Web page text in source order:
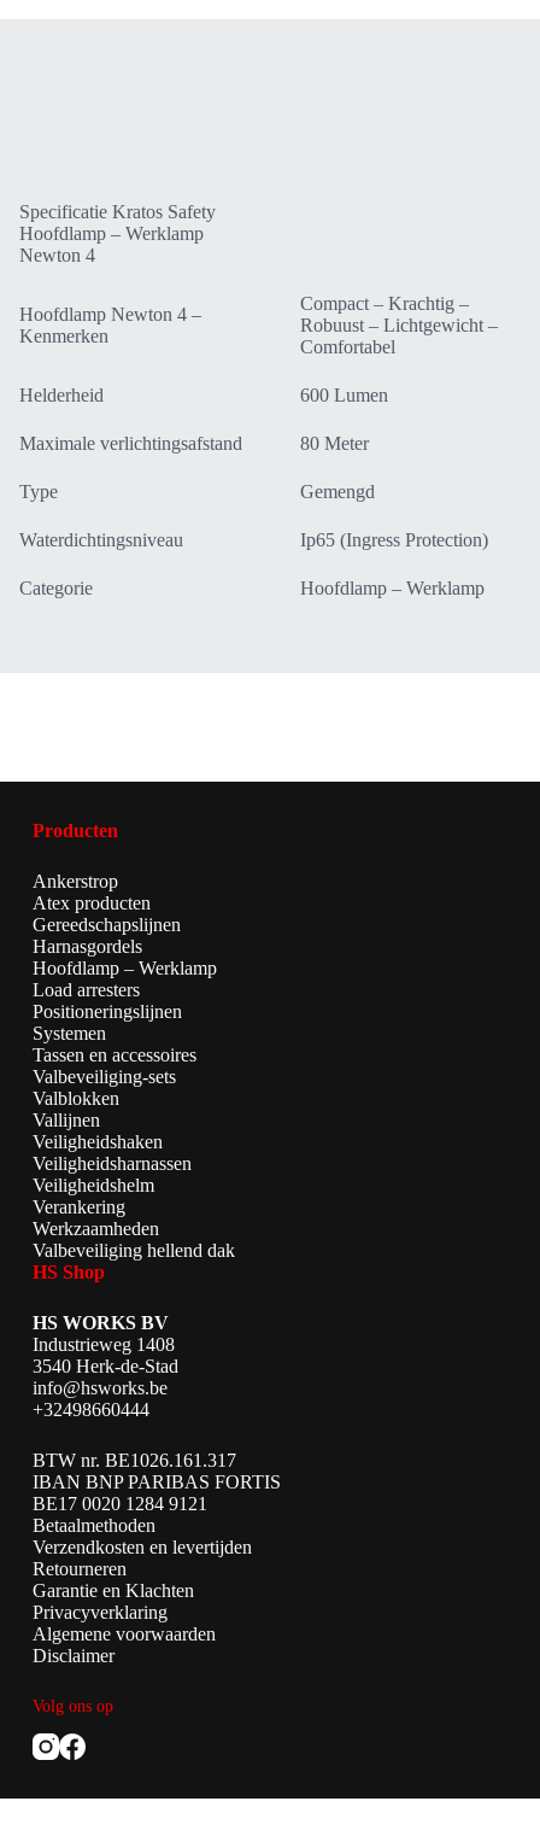
Specificatie Kratos Safety
Hoofdlamp – Werklamp
Newton 4
Hoofdlamp Newton 4 –
Kenmerken
Compact – Krachtig –
Robuust – Lichtgewicht –
Comfortabel
Helderheid 600 Lumen
Maximale verlichtingsafstand 80 Meter
Type Gemengd
Waterdichtingsniveau Ip65 (Ingress Protection)
Categorie Hoofdlamp – Werklamp
Producten
Ankerstrop
Atex producten
Gereedschapslijnen
Harnasgordels
Hoofdlamp – Werklamp
Load arresters
Positioneringslijnen
Systemen
Tassen en accessoires
Valbeveiliging-sets
Valblokken
Vallijnen
Veiligheidshaken
Veiligheidsharnassen
Veiligheidshelm
Verankering
Werkzaamheden
Valbeveiliging hellend dak
HS Shop
HS WORKS BV
Industrieweg 1408
3540 Herk-de-Stad
info@hsworks.be
+32498660444
BTW nr. BE1026.161.317
IBAN BNP PARIBAS FORTIS
BE17 0020 1284 9121
Betaalmethoden
Verzendkosten en levertijden
Retourneren
Garantie en Klachten
Privacyverklaring
Algemene voorwaarden
Disclaimer
Volg ons op